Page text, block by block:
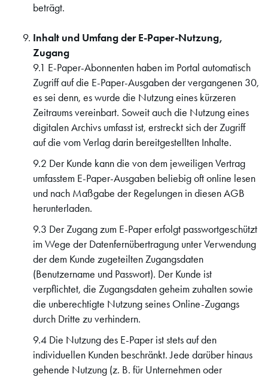
beträgt.
Inhalt und Umfang der E-Paper-Nutzung,
Zugang
9.1 E-Paper-Abonnenten haben im Portal automatisch
Zugriff auf die E-Paper-Ausgaben der vergangenen 30,
es sei denn, es wurde die Nutzung eines kürzeren
Zeitraums vereinbart. Soweit auch die Nutzung eines
digitalen Archivs umfasst ist, erstreckt sich der Zugriff
auf die vom Verlag darin bereitgestellten Inhalte.
9.2 Der Kunde kann die von dem jeweiligen Vertrag
umfasstem E-Paper-Ausgaben beliebig oft online lesen
und nach Maßgabe der Regelungen in diesen AGB
herunterladen.
9.3 Der Zugang zum E-Paper erfolgt passwortgeschützt
im Wege der Datenfernübertragung unter Verwendung
der dem Kunde zugeteilten Zugangsdaten
(Benutzername und Passwort). Der Kunde ist
verpflichtet, die Zugangsdaten geheim zuhalten sowie
die unberechtigte Nutzung seines Online-Zugangs
durch Dritte zu verhindern.
9.4 Die Nutzung des E-Paper ist stets auf den
individuellen Kunden beschränkt. Jede darüber hinaus
gehende Nutzung (z. B. für Unternehmen oder